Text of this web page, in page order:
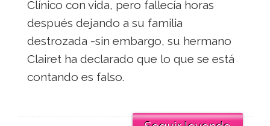
Clínico con vida, pero fallecía horas
después dejando a su familia
destrozada -sin embargo, su hermano
Clairet ha declarado que lo que se está
contando es falso.